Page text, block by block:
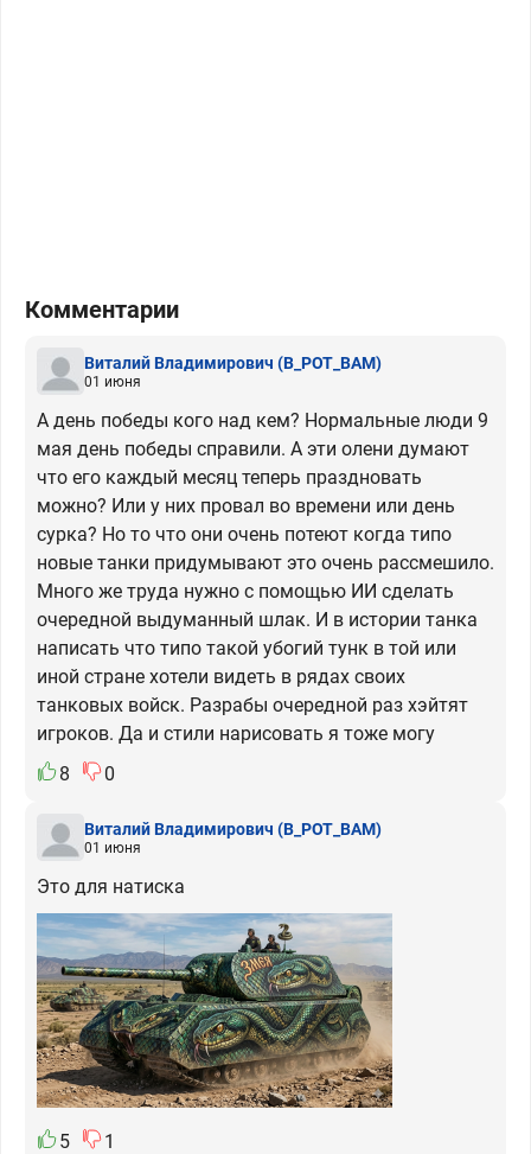
Комментарии
Виталий Владимирович (B_POT_BAM)
01 июня
А день победы кого над кем? Нормальные люди 9
мая день победы справили. А эти олени думают
что его каждый месяц теперь праздновать
можно? Или у них провал во времени или день
сурка? Но то что они очень потеют когда типо
новые танки придумывают это очень рассмешило.
Много же труда нужно с помощью ИИ сделать
очередной выдуманный шлак. И в истории танка
написать что типо такой убогий тунк в той или
иной стране хотели видеть в рядах своих
танковых войск. Разрабы очередной раз хэйтят
игроков. Да и стили нарисовать я тоже могу
8
0
Виталий Владимирович (B_POT_BAM)
01 июня
Это для натиска
5 1